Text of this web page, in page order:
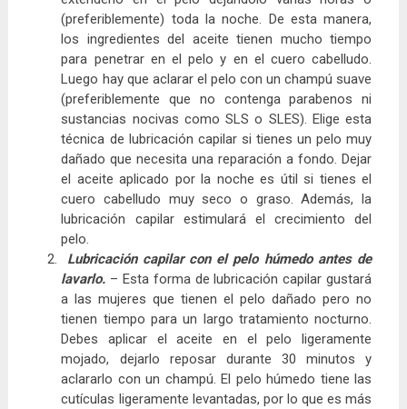
(preferiblemente) toda la noche. De esta manera,
los ingredientes del aceite tienen mucho tiempo
para penetrar en el pelo y en el cuero cabelludo.
Luego hay que aclarar el pelo con un champú suave
(preferiblemente que no contenga parabenos ni
sustancias nocivas como SLS o SLES). Elige esta
técnica de lubricación capilar si tienes un pelo muy
dañado que necesita una reparación a fondo. Dejar
el aceite aplicado por la noche es útil si tienes el
cuero cabelludo muy seco o graso. Además, la
lubricación capilar estimulará el crecimiento del
pelo.
Lubricación capilar con el pelo húmedo antes de
lavarlo. – Esta forma de lubricación capilar gustará
a las mujeres que tienen el pelo dañado pero no
tienen tiempo para un largo tratamiento nocturno.
Debes aplicar el aceite en el pelo ligeramente
mojado, dejarlo reposar durante 30 minutos y
aclararlo con un champú. El pelo húmedo tiene las
cutículas ligeramente levantadas, por lo que es más